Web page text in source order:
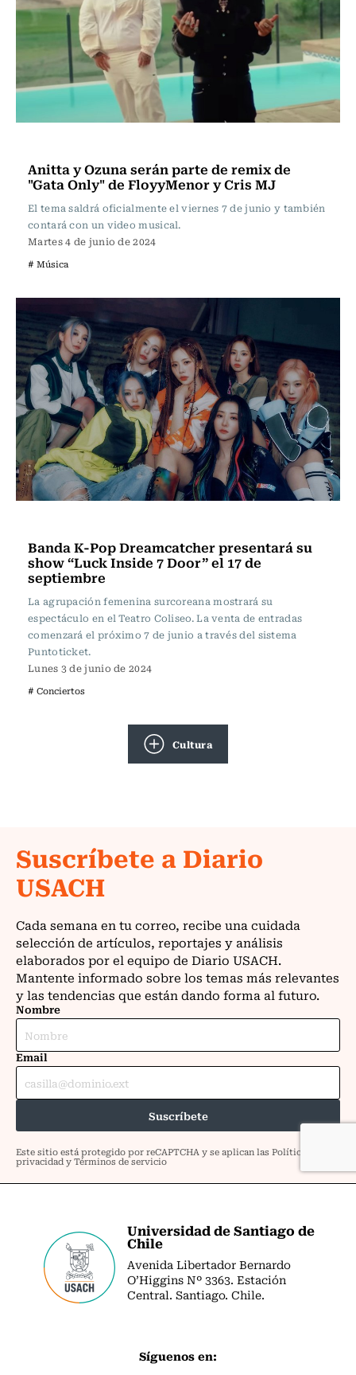
Anitta y Ozuna serán parte de remix de
"Gata Only" de FloyyMenor y Cris MJ
El tema saldrá oficialmente el viernes 7 de junio y también
contará con un video musical.
Martes 4 de junio de 2024
# Música
Banda K-Pop Dreamcatcher presentará su
show “Luck Inside 7 Door” el 17 de
septiembre
La agrupación femenina surcoreana mostrará su
espectáculo en el Teatro Coliseo. La venta de entradas
comenzará el próximo 7 de junio a través del sistema
Puntoticket.
Lunes 3 de junio de 2024
# Conciertos
Cultura
Universidad de Santiago de
Chile
Avenida Libertador Bernardo
O’Higgins Nº 3363. Estación
Central. Santiago. Chile.
Síguenos en: